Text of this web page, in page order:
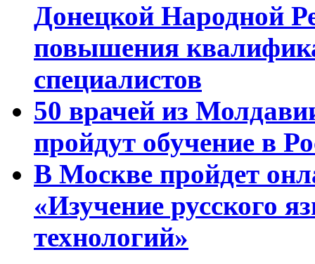
Донецкой Народной
повышения
специалистов
50 врачей из
пройдут обучение в
В Москве пройдет
«Изучение русского
технологий»